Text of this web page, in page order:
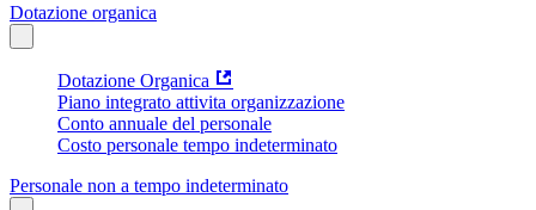
Dotazione organica
Dotazione Organica
Piano integrato attivita organizzazione
Conto annuale del personale
Costo personale tempo indeterminato
Personale non a tempo indeterminato